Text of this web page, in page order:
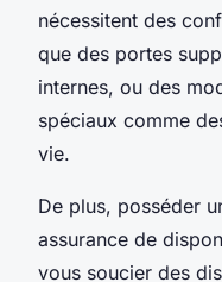
nécessitent des
que des portes
internes, ou des
spéciaux comme
vie.
De plus, posséder
assurance de
vous soucier des